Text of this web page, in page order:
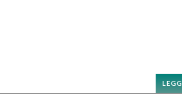
LEGGI